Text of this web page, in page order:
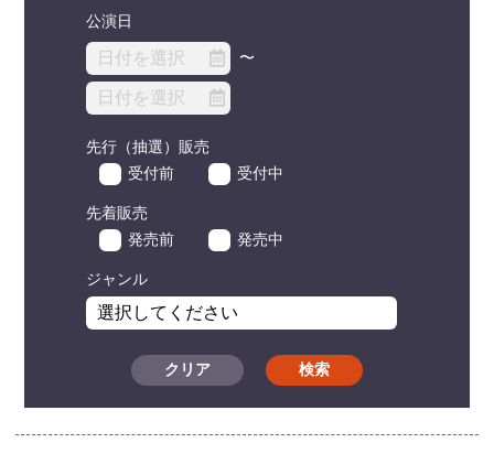
公演日
〜
先行（抽選）販売
受付前
受付中
先着販売
発売前
発売中
ジャンル
クリア 検索